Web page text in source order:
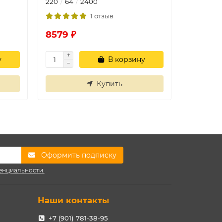
1 отзыв
8579 ₽
В корзину
Купить
Оформить подписку
Наши контакты
+7 (901) 781-38-95